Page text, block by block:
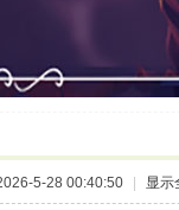
5-28 00:40:50 显示